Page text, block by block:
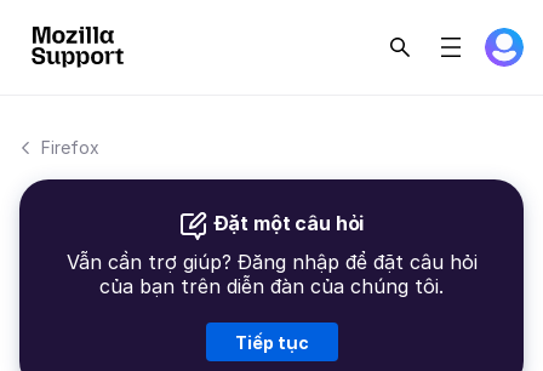
Firefox
Đặt một câu hỏi
Vẫn cần trợ giúp? Đăng nhập để đặt câu hỏi
của bạn trên diễn đàn của chúng tôi.
Tiếp tục